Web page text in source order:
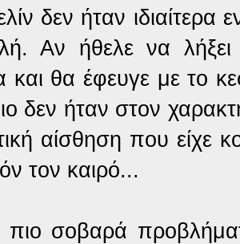
δεν ήταν
Αν ήθελε να
και θα έφευγε με το
δεν ήταν στον
αίσθηση που είχε
τον καιρό...
σοβαρά